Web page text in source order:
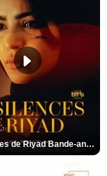
Les Silences de Riyad Bande-annonce VO STFR